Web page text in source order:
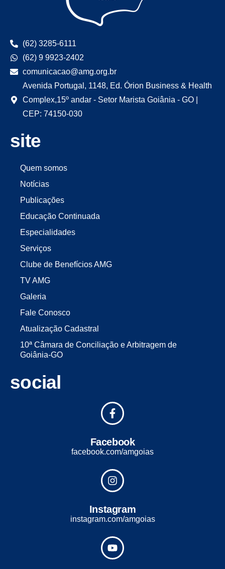
(62) 3285-6111
(62) 9 9923-2402
comunicacao@amg.org.br
Avenida Portugal, 1148, Ed. Órion Business & Health
Complex,15º andar - Setor Marista Goiânia - GO |
CEP: 74150-030
site
Quem somos
Notícias
Publicações
Educação Continuada
Especialidades
Serviços
Clube de Benefícios AMG
TV AMG
Galeria
Fale Conosco
Atualização Cadastral
10ª Câmara de Conciliação e Arbitragem de
Goiânia-GO
social
Facebook
facebook.com/amgoias
Instagram
instagram.com/amgoias